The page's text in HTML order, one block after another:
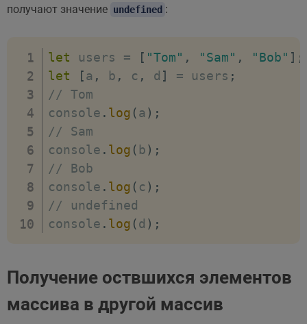
получают значение undefined :
let users = [ "Tom" , "Sam" , "Bob" ] ;
let
[a , b , c , d ] = users ;
// Tom
console . log (a ) ;
// Sam
console . log ( b) ;
// Bob
console . log ( c ) ;
// undefined
console . log (d ) ;
Получение оствшихся элементов
массива в другой массив